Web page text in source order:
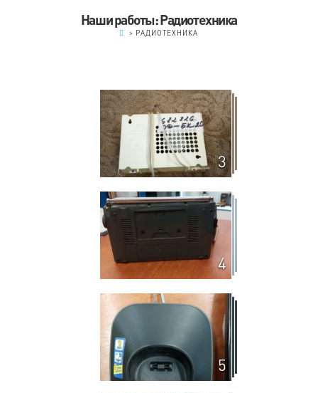
Наши работы: Радиотехника
> РАДИОТЕХНИКА
3
4
5